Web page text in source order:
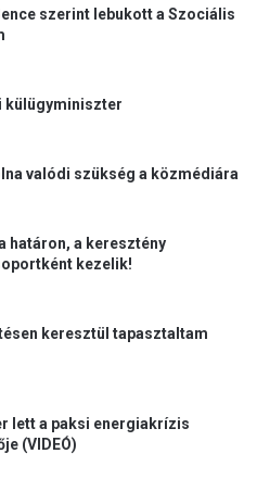
szerint lebukott a Szociális
külügyminiszter
valódi szükség a közmédiára
határon, a keresztény
kezelik!
keresztül tapasztaltam
lett a paksi energiakrízis
(VIDEÓ)